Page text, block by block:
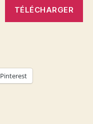
TÉLÉCHARGER
Pinterest